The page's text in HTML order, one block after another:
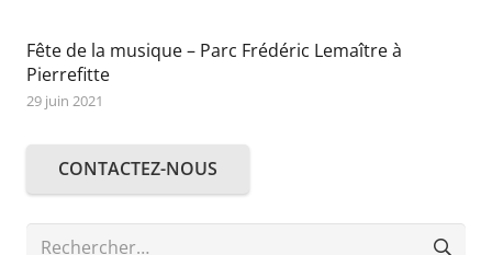
Fête de la musique – Parc Frédéric Lemaître à
Pierrefitte
29 juin 2021
CONTACTEZ-NOUS
Rechercher :